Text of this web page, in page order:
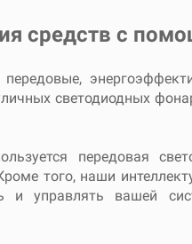
средств с
светодиодных
передовая
того, наши
и управлять вашей